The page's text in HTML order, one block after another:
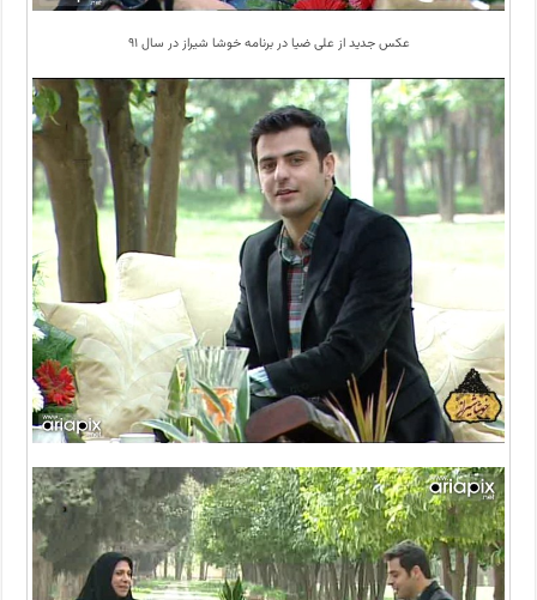
عکس جدید از علی ضیا در برنامه خوشا شیراز در سال ۹۱